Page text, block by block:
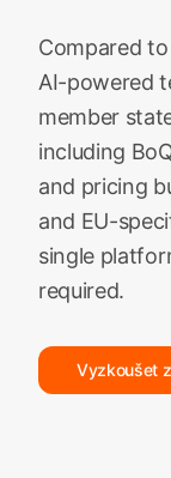
Compared
AI-powered
member
including
and pricing
and EU-
single
required.
Vyzkoušet